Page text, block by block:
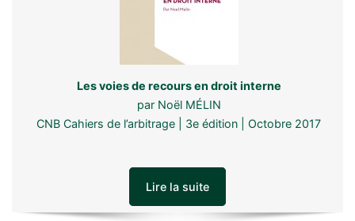
Les voies de recours en droit interne
par Noël MÉLIN
CNB Cahiers de l’arbitrage | 3e édition | Octobre 2017
Lire la suite